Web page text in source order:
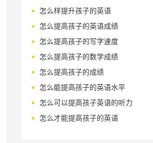
怎么样提升孩子的英语
怎么提高孩子的英语成绩
怎么提高孩子的写字速度
怎么提高孩子的数学成绩
怎么提高孩子的成绩
怎么能提高孩子的英语水平
怎么可以提高孩子英语的听力
怎么才能提高孩子的英语